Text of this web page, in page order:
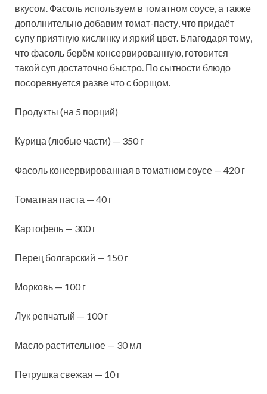
вкусом. Фасоль используем в томатном соусе, а также
дополнительно добавим томат-пасту, что придаёт
супу приятную кислинку и яркий цвет. Благодаря тому,
что фасоль берём консервированную, готовится
такой суп достаточно быстро. По сытности блюдо
посоревнуется разве что с борщом.
Продукты (на 5 порций)
Курица (любые части) — 350 г
Фасоль консервированная в томатном соусе — 420 г
Томатная паста — 40 г
Картофель — 300 г
Перец болгарский — 150 г
Морковь — 100 г
Лук репчатый — 100 г
Масло растительное — 30 мл
Петрушка свежая — 10 г